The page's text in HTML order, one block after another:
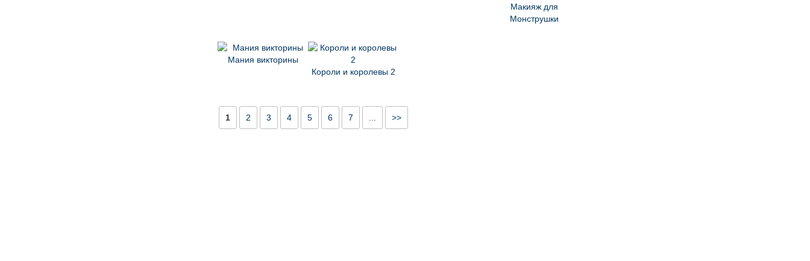
Макияж для
Монструшки
Мания викторины
Короли и королевы 2
1 2 3 4 5 6 7 >>